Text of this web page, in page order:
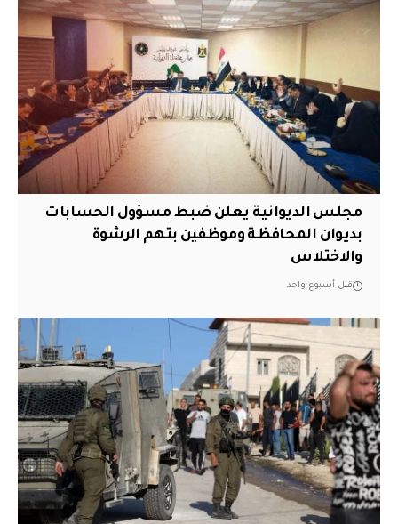
مجلس الديوانية يعلن ضبط مسؤول الحسابات
بديوان المحافظة وموظفين بتهم الرشوة
والاختلاس
قبل أسبوع واحد